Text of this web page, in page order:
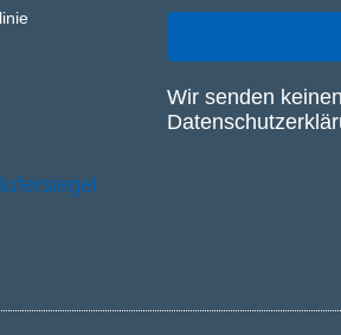
Wir senden